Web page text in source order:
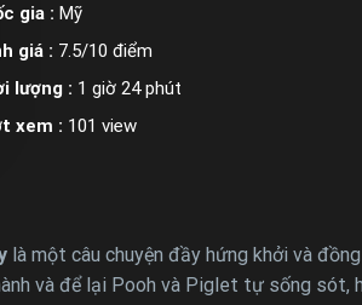
gia : Mỹ
giá : 7.5/10 điểm
lượng : 1 giờ 24 phút
xem : 101 view
là một câu chuyện đầy hứng khởi và
và để lại Pooh và Piglet tự sống sót,